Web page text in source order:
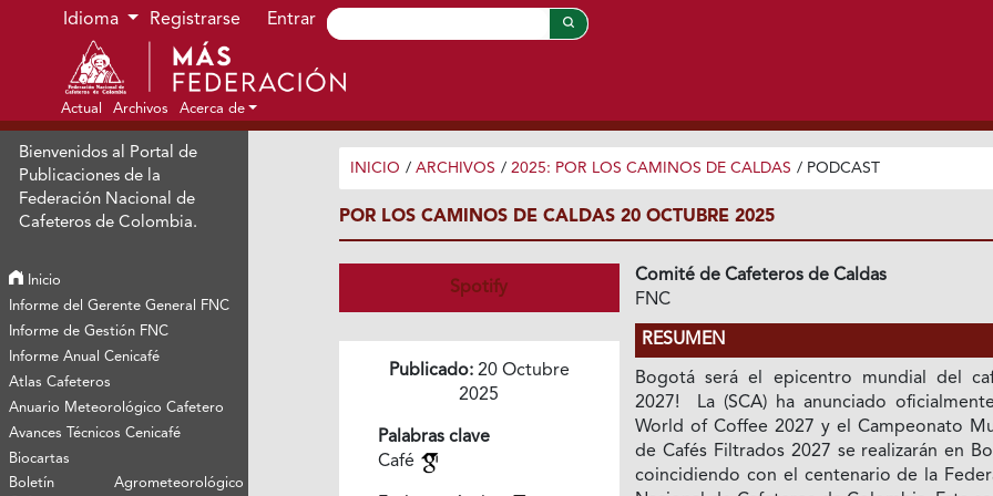
Ir al menú de navegación principal
Ir al contenido principal
Ir al pie de página del sitio
Idioma Registrarse Entrar
Actual Archivos Acerca de
Bienvenidos al Portal de
Publicaciones de la
Federación Nacional de
Cafeteros de Colombia.
Inicio
Informe del Gerente General FNC
Informe de Gestión FNC
Informe Anual Cenicafé
Atlas Cafeteros
Anuario Meteorológico Cafetero
Avances Técnicos Cenicafé
Biocartas
Boletín Agrometeorológico
INICIO / ARCHIVOS / 2025: POR LOS CAMINOS DE CALDAS / PODCAST
POR LOS CAMINOS DE CALDAS 20 OCTUBRE 2025
Spotify
Publicado:20 Octubre
2025
Palabras clave
Café
Comité de Cafeteros de Caldas
FNC
RESUMEN
Bogotá será el epicentro mundial del
2027! La (SCA) ha anunciado
World of Coffee 2027 y el Campeonato
de Cafés Filtrados 2027 se realizarán en
coincidiendo con el centenario de la